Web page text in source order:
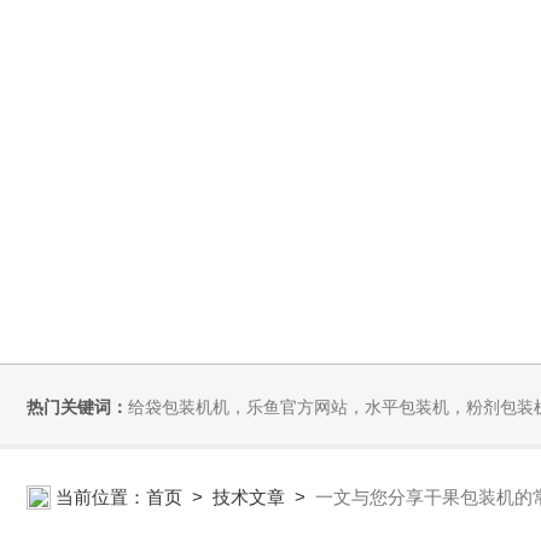
热门关键词： 给袋包装机机，乐鱼官方网站，水平包装机，粉剂包装
当前位置： 首页 > 技术文章 > 一文与您分享干果包装机的